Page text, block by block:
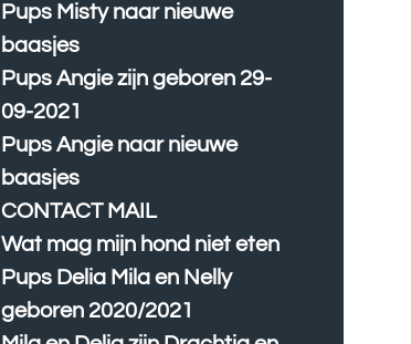
Pups Misty naar nieuwe
baasjes
Pups Angie zijn geboren 29-
09-2021
Pups Angie naar nieuwe
baasjes
CONTACT MAIL
Wat mag mijn hond niet eten
Pups Delia Mila en Nelly
geboren 2020/2021